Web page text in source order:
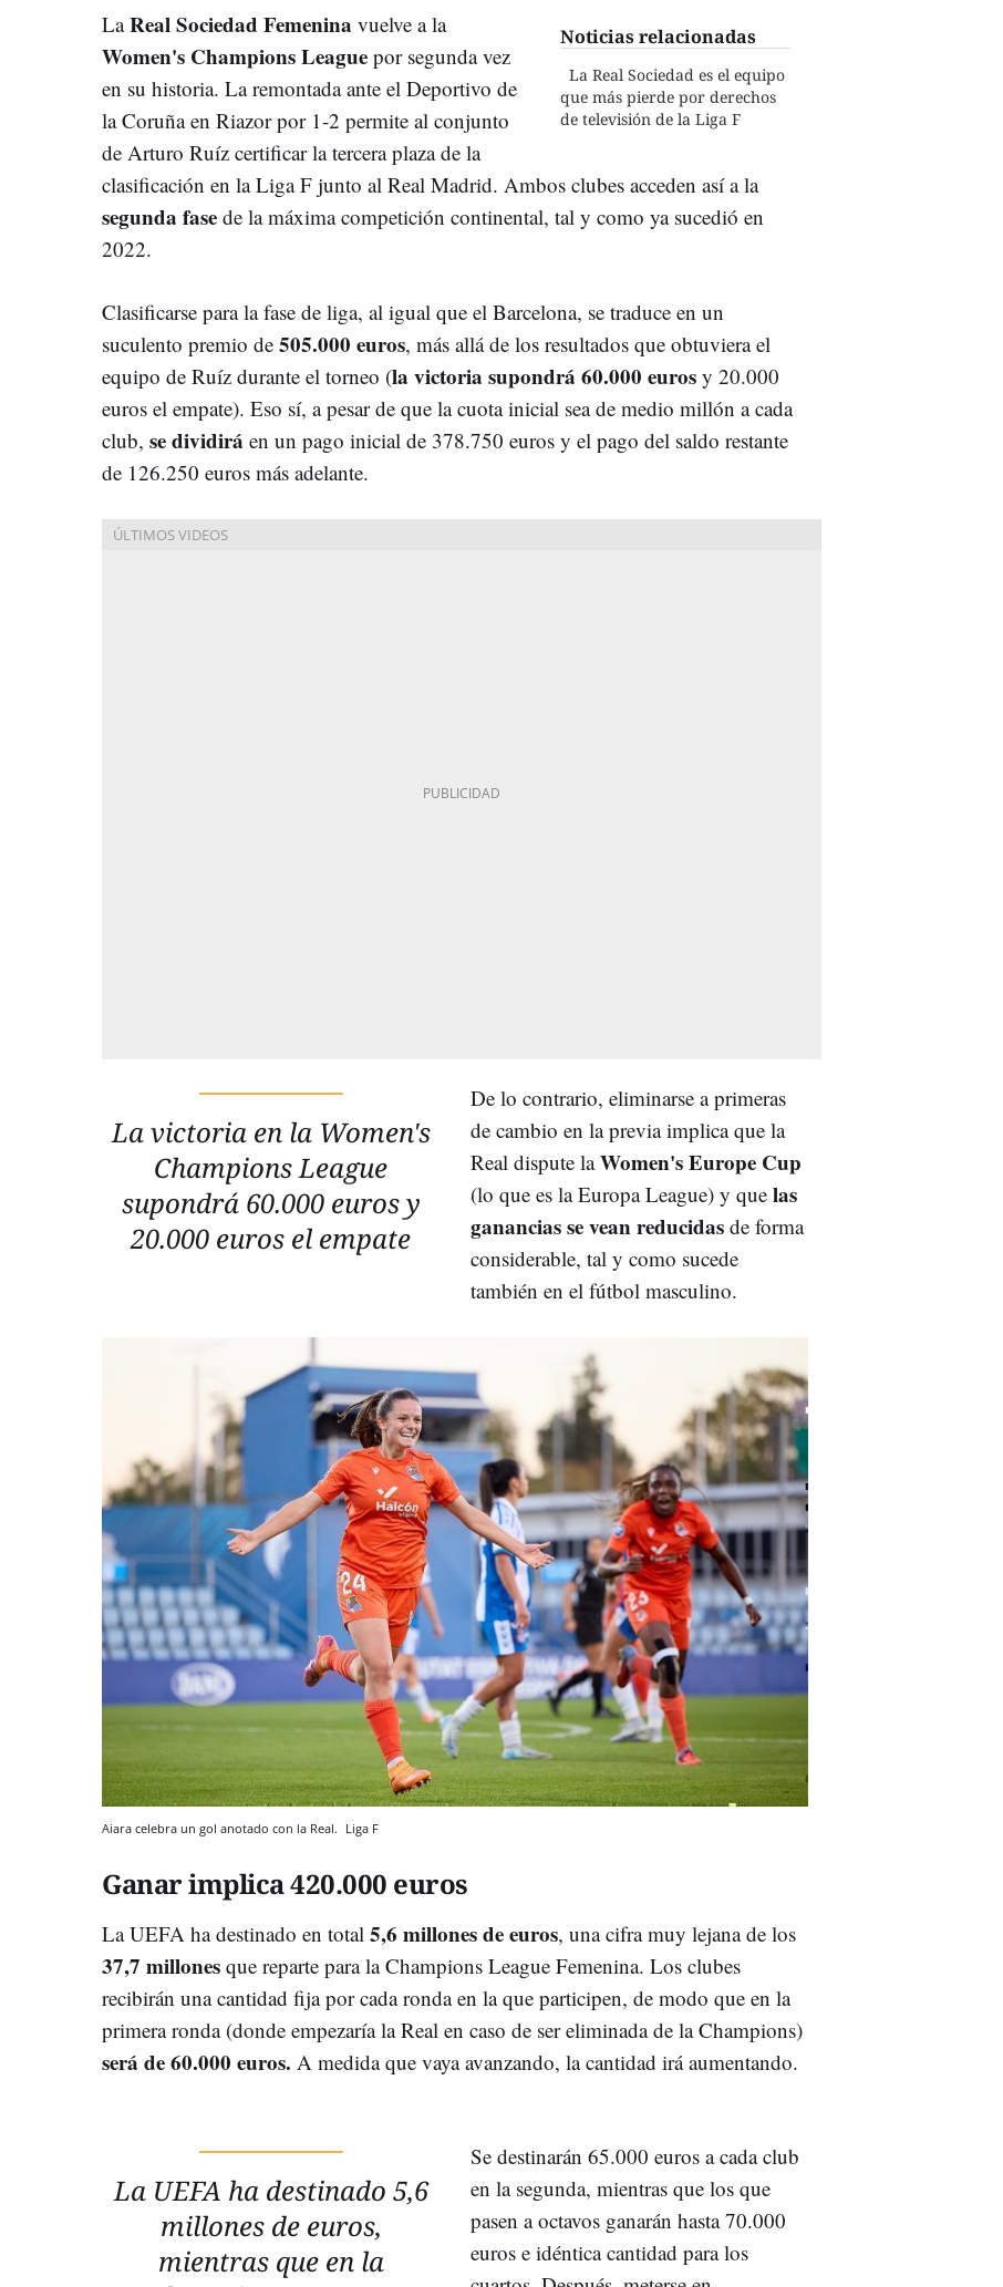
Noticias relacionadas
La Real Sociedad es el equipo
que más pierde por derechos
de televisión de la Liga F
LaReal Sociedad Femenina vuelve a la
Women's Champions League por segunda vez
en su historia. La remontada ante el Deportivo de
la Coruña en Riazor por 1-2 permite al conjunto
de Arturo Ruíz certificar la tercera plaza de la
clasificación en la Liga F junto al Real Madrid. Ambos clubes acceden así a la
segunda fase de la máxima competición continental, tal y como ya sucedió en
2022.
Clasificarse para la fase de liga, al igual que el Barcelona, se traduce en un
suculento premio de 505.000 euros, más allá de los resultados que obtuviera el
equipo de Ruíz durante el torneo (la victoria supondrá 60.000 euros y 20.000
euros el empate). Eso sí, a pesar de que la cuota inicial sea de medio millón a cada
club, se dividirá en un pago inicial de 378.750 euros y el pago del saldo restante
de 126.250 euros más adelante.
La victoria en la Women's
Champions League
supondrá 60.000 euros y
20.000 euros el empate
De lo contrario, eliminarse a primeras
de cambio en la previa implica que la
Real dispute laWomen's Europe Cup
(lo que es la Europa League) y quelas
ganancias se vean reducidas de forma
considerable, tal y como sucede
también en el fútbol masculino.
Aiara celebra un gol anotado con la Real. Liga F
Ganar implica 420.000 euros
La UEFA ha destinado en total 5,6 millones de euros, una cifra muy lejana de los
37,7 millones que reparte para la Champions League Femenina. Los clubes
recibirán una cantidad fija por cada ronda en la que participen, de modo que en la
primera ronda (donde empezaría la Real en caso de ser eliminada de la Champions)
será de 60.000 euros. A medida que vaya avanzando, la cantidad irá aumentando.
La UEFA ha destinado 5,6
millones de euros,
mientras que en la
Se destinarán 65.000 euros a cada club
en la segunda, mientras que los que
pasen a octavos ganarán hasta 70.000
euros e idéntica cantidad para los